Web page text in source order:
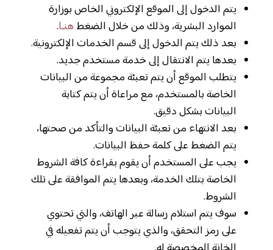
يتم الدخول إلى الموقع الإلكتروني الخاص بوزارة
الموارد البشرية، وذلك من خلال الضغط هنـا.
بعد ذلك يتم الدخول إلى قسم الخدمات الإلكترونية.
بعدها يتم الانتقال إلى خدمة مستخدم جديد.
يتطلب الموقع أن يتم تعبئة مجموعة من البيانات
الخاصة بالمستخدم، مع مراعاة أن يتم كتابة
البيانات بشكل دقيق.
بعد الانتهاء من تعبئة البيانات والتأكد من صحتها،
يتم الضغط على كلمة حفظ البيانات.
يجب على المستخدم أن يقوم بقراءة كافة الشروط
الخاصة بتلك الخدمة، وبعدها يتم الموافقة على تلك
الشروط.
سوف يتم استلام رسالة عبر الهاتف، والتي تحتوي
على رمز التحقق، والذي يتوجب أن يتم تفعيله في